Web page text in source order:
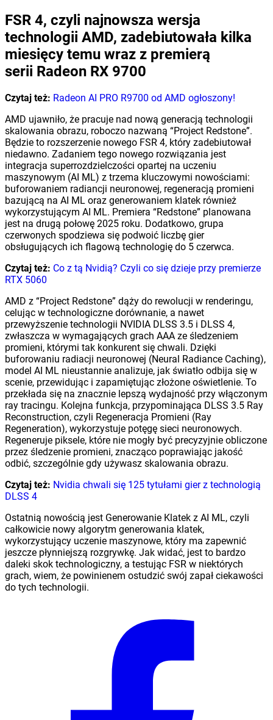
FSR 4, czyli najnowsza wersja
technologii AMD, zadebiutowała kilka
miesięcy temu wraz z premierą
serii Radeon RX 9700
Czytaj też: Radeon AI PRO R9700 od AMD ogłoszony!
AMD ujawniło, że pracuje nad nową generacją technologii
skalowania obrazu, roboczo nazwaną “Project Redstone”.
Będzie to rozszerzenie nowego FSR 4, który zadebiutował
niedawno. Zadaniem tego nowego rozwiązania jest
integracja superrozdzielczości opartej na uczeniu
maszynowym (AI ML) z trzema kluczowymi nowościami:
buforowaniem radiancji neuronowej, regeneracją promieni
bazującą na AI ML oraz generowaniem klatek również
wykorzystującym AI ML. Premiera “Redstone” planowana
jest na drugą połowę 2025 roku. Dodatkowo, grupa
czerwonych spodziewa się podwoić liczbę gier
obsługujących ich flagową technologię do 5 czerwca.
Czytaj też: Co z tą Nvidią? Czyli co się dzieje przy premierze
RTX 5060
AMD z “Project Redstone” dąży do rewolucji w renderingu,
celując w technologiczne dorównanie, a nawet
przewyższenie technologii NVIDIA DLSS 3.5 i DLSS 4,
zwłaszcza w wymagających grach AAA ze śledzeniem
promieni, którymi tak konkurent się chwali. Dzięki
buforowaniu radiacji neuronowej (Neural Radiance Caching),
model AI ML nieustannie analizuje, jak światło odbija się w
scenie, przewidując i zapamiętując złożone oświetlenie. To
przekłada się na znacznie lepszą wydajność przy włączonym
ray tracingu. Kolejna funkcja, przypominająca DLSS 3.5 Ray
Reconstruction, czyli Regeneracja Promieni (Ray
Regeneration), wykorzystuje potęgę sieci neuronowych.
Regeneruje piksele, które nie mogły być precyzyjnie obliczone
przez śledzenie promieni, znacząco poprawiając jakość
odbić, szczególnie gdy używasz skalowania obrazu.
Czytaj też: Nvidia chwali się 125 tytułami gier z technologią
DLSS 4
Ostatnią nowością jest Generowanie Klatek z AI ML, czyli
całkowicie nowy algorytm generowania klatek,
wykorzystujący uczenie maszynowe, który ma zapewnić
jeszcze płynniejszą rozgrywkę. Jak widać, jest to bardzo
daleki skok technologiczny, a testując FSR w niektórych
grach, wiem, że powinienem ostudzić swój zapał ciekawości
do tych technologii.